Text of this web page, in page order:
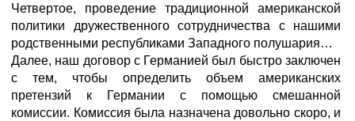
Четвертое, проведение традиционной американской
политики дружественного сотрудничества с нашими
родственными республиками Западного полушария…
Далее, наш договор с Германией был быстро заключен
с тем, чтобы определить объем американских
претензий к Германии с помощью смешанной
комиссии. Комиссия была назначена довольно скоро, и